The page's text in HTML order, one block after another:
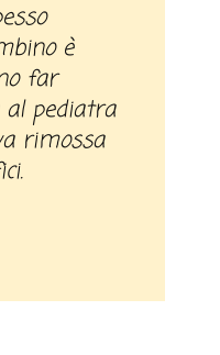
è
far
al pediatra
rimossa